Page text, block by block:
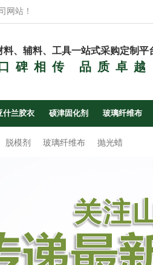
网站！
料、辅料、工具一站式采购定制平
碑相传 品质卓越
什兰胶衣 硕津固化剂 玻璃纤维布
脱模剂 玻璃纤维布 抛光蜡